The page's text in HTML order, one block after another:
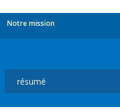
Notre mission